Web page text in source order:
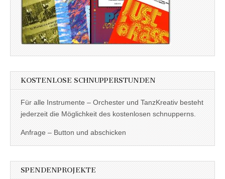
KOSTENLOSE SCHNUPPERSTUNDEN
Für alle Instrumente – Orchester und TanzKreativ besteht
jederzeit die Möglichkeit des kostenlosen schnupperns.
Anfrage – Button und abschicken
SPENDENPROJEKTE